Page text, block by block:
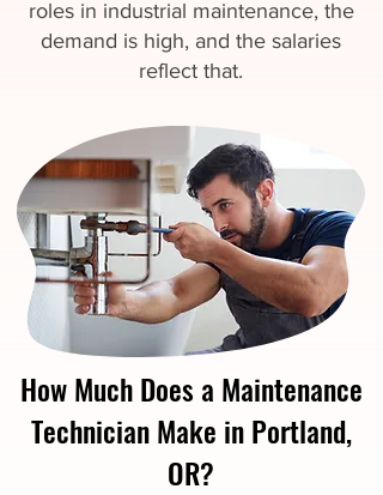
roles in industrial maintenance, the
demand is high, and the salaries
reflect that.
How Much Does a Maintenance
Technician Make in Portland,
OR?